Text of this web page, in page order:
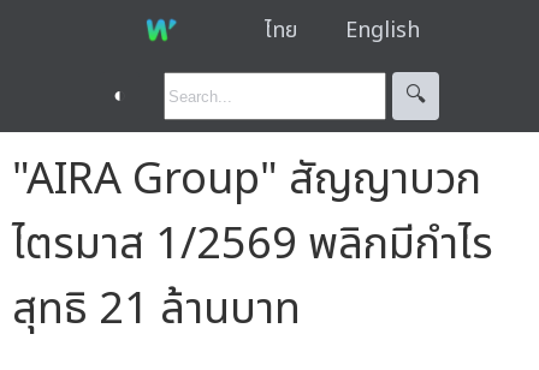
ไทย English
◐ 🔍︎
"AIRA Group" สัญญาบวก
ไตรมาส 1/2569 พลิกมีกำไร
สุทธิ 21 ล้านบาท